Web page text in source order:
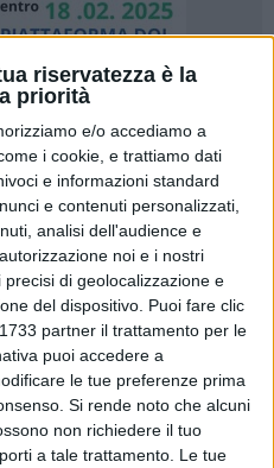
riservatezza è la
priorità
e/o accediamo a
i cookie, e trattiamo dati
e informazioni standard
e contenuti personalizzati,
analisi dell'audience e
noi e i nostri
di geolocalizzazione e
del dispositivo. Puoi fare clic
partner il trattamento per le
puoi accedere a
le tue preferenze prima
Si rende noto che alcuni
non richiedere il tuo
a tale trattamento. Le tue
A cura di
LA REDAZIONE
i funerali di Silvio
proclamato il lutto
giunte dalla Presidenza
Alfredo